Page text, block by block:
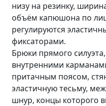
низу на резинку,
объём капюшона по
регулируются
фиксаторами.
Брюки прямого
внутренними
притачным поясом,
эластичную тесьму,
шнур, концы которого